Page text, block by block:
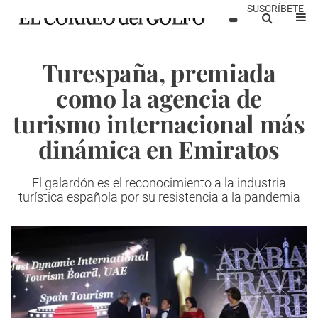
SUSCRÍBETE
Turespaña, premiada
como la agencia de
turismo internacional más
dinámica en Emiratos
El galardón es el reconocimiento a la industria
turística española por su resistencia a la pandemia